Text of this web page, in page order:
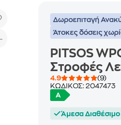
Δωροεπιταγή
Άτοκες δόσεις
PITSOS
Στροφές
4.9
(9)
ΚΩΔΙΚΟΣ:2047473
Άμεσα Διαθέσιμο